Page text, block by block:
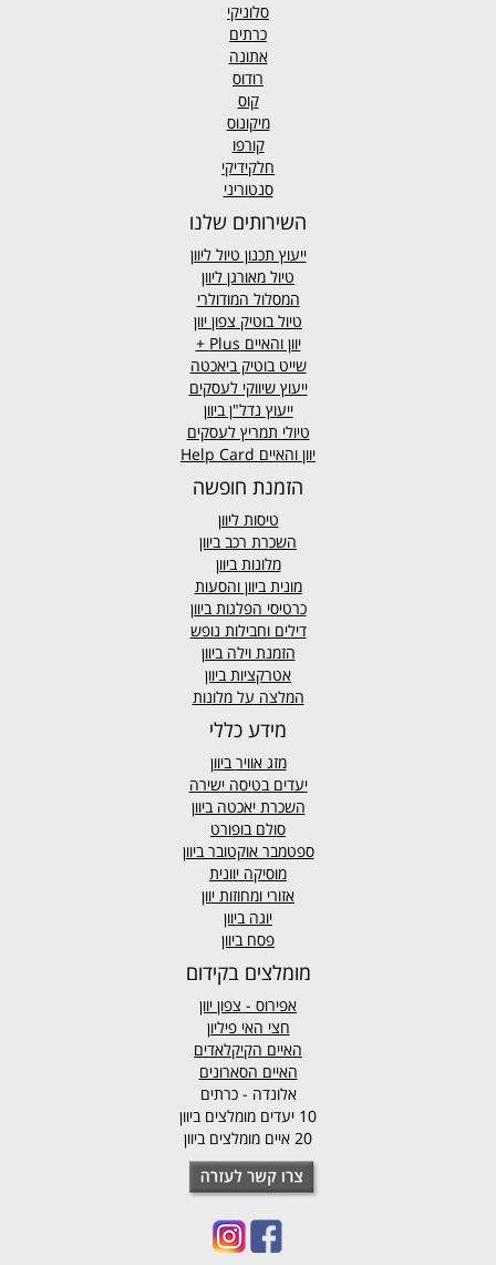
סלוניקי
כרתים
אתונה
רודוס
קוס
מיקונוס
קורפו
חלקידיקי
סנטוריני
השירותים שלנו
ייעוץ תכנון טיול ליוון
טיול מאורגן ליוון
המסלול המודולרי
טיול בוטיק צפון יוון
יוון והאיים Plus +
שייט בוטיק ביאכטה
ייעוץ שיווקי לעסקים
ייעוץ נדל"ן ביוון
טיולי תמריץ לעסקים
יוון והאיים Help Card
הזמנת חופשה
טיסות ליוון
השכרת רכב ביוון
מלונות ביוון
מונית ביוון והסעות
כרטיסי הפלגות ביוון
דילים וחבילות נופש
הזמנת וילה ביוון
אטרקציות ביוון
המלצה על מלונות
מידע כללי
מזג אווירביוון
יעדים בטיסה ישירה
השכרת יאכטה ביוון
סולם בופורט
ספטמבר אוקטובר ביוון
מוסיקה יוונית
אזורי ומחוזות יוון
יוגה ביוון
פסח ביוון
מומלצים בקידום
אפירוס - צפון יוון
חצי האי פיליון
האיים הקיקלאדים
האיים הסארונים
אלונדה - כרתים
10 יעדים מומלצים ביוון
20 איים מומלצים ביוון